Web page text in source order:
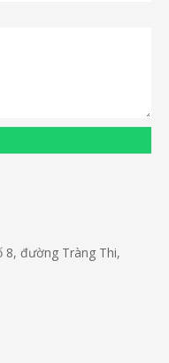
8, đường Tràng Thi,